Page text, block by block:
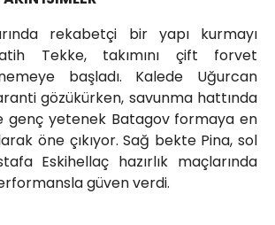
rekabetçi bir yapı kurmayı
Tekke, takımını çift forvet
başladı. Kalede Uğurcan
gözükürken, savunma hattında
genç yetenek Batagov formaya en
öne çıkıyor. Sağ bekte Pina, sol
Eskihellaç hazırlık maçlarında
güven verdi.